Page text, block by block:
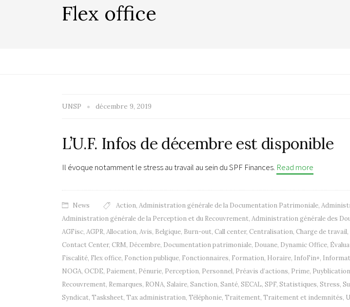
Flex office
UNSP décembre 9, 2019
L’U.F. Infos de décembre est disponible
Il évoque notamment le stress au travail au sein du SPF Finances. Read more
News Action, Administration générale de la Documentation Patrimoniale,
Administration générale de la Perception et du Recouvrement, Administration générale des
AGFisc, AGPR, Allocation, Avis, Belgique, Burn-out, Call center, Centralisation, Charge de travail,
Contact Center, CRM, Décembre, Documentation patrimoniale, Douane, Dynamic Office,
Fiscalité, Flex office, Fonction publique, Fonctionnaires, Formation, Horaire, InfoFin+,
NOGA, OCDE, Paiement, Pénurie, Perception, Personnel, Préavis d’actions, Prime,
Recouvrement, Remarques, RONA, Salaire, Sanction, Santé, SECAL, SPF, Statistiques, Stress,
Syndicat, Tasksheet, Tax administration, Téléphonie, Traitement, Traitement et indemnités,